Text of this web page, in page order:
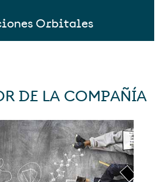
Orbitales
DE LA COMPAÑÍA